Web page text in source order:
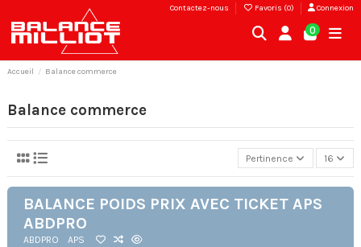
Contactez-nous Favoris (0) Connexion
0
Accueil Balance commerce
Balance commerce
Pertinence 16
BALANCE POIDS PRIX AVEC TICKET APS
ABDPRO
ABDPRO APS